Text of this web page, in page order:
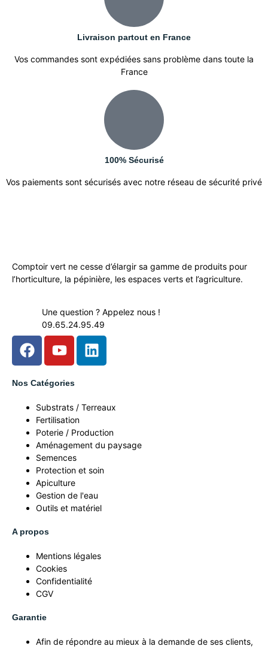
Livraison partout en France
Vos commandes sont expédiées sans problème dans toute la
France
100% Sécurisé
Vos paiements sont sécurisés avec notre réseau de sécurité privé
Comptoir vert ne cesse d’élargir sa gamme de produits pour
l’horticulture, la pépinière, les espaces verts et l’agriculture.
Une question ? Appelez nous !
09.65.24.95.49
Nos Catégories
Substrats / Terreaux
Fertilisation
Poterie / Production
Aménagement du paysage
Semences
Protection et soin
Apiculture
Gestion de l'eau
Outils et matériel
A propos
Mentions légales
Cookies
Confidentialité
CGV
Garantie
Afin de répondre au mieux à la demande de ses clients,